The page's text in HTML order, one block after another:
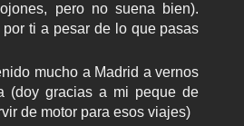
pero no suena bien).
por ti a pesar de lo que pasas
mucho a Madrid a vernos
(doy gracias a mi peque de
de motor para esos viajes)